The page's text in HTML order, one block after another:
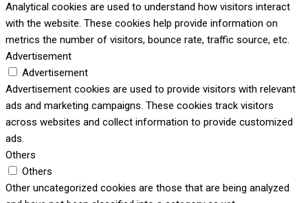
Analytical cookies are used to understand how visitors interact
with the website. These cookies help provide information on
metrics the number of visitors, bounce rate, traffic source, etc.
Advertisement
Advertisement
Advertisement cookies are used to provide visitors with relevant
ads and marketing campaigns. These cookies track visitors
across websites and collect information to provide customized
ads.
Others
Others
Other uncategorized cookies are those that are being analyzed